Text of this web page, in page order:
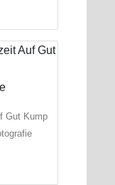
Gut Kump